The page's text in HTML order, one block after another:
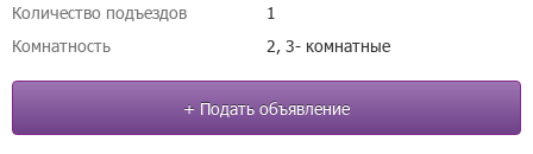
Количество подъездов
1
Комнатность
2, 3- комнатные
+ Подать объявление